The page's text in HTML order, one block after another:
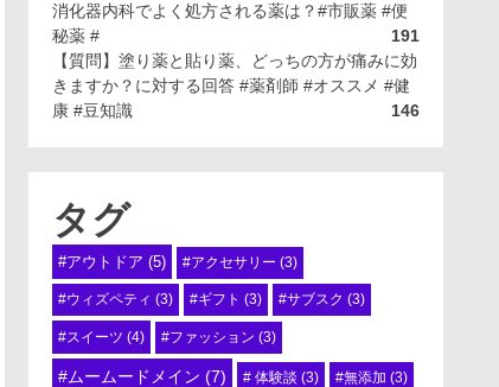
消化器内科でよく処方される薬は？#市販薬 #便
秘薬 #
191
【質問】塗り薬と貼り薬、どっちの方が痛みに効
きますか？に対する回答 #薬剤師 #オススメ #健
康 #豆知識
146
タグ
#アウトドア (5) #アクセサリー (3)
#ウィズペティ (3) #ギフト (3) #サブスク (3)
#スイーツ (4) #ファッション (3)
#ムームードメイン (7) # 体験談 (3) #無添加 (3)